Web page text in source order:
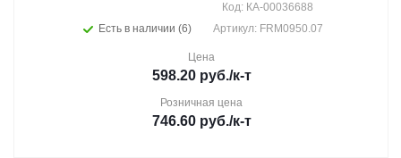
Есть в наличии (6)
Код: КА-00036688
Артикул: FRM0950.07
Цена
598.20руб./к-т
Розничная цена
746.60руб./к-т